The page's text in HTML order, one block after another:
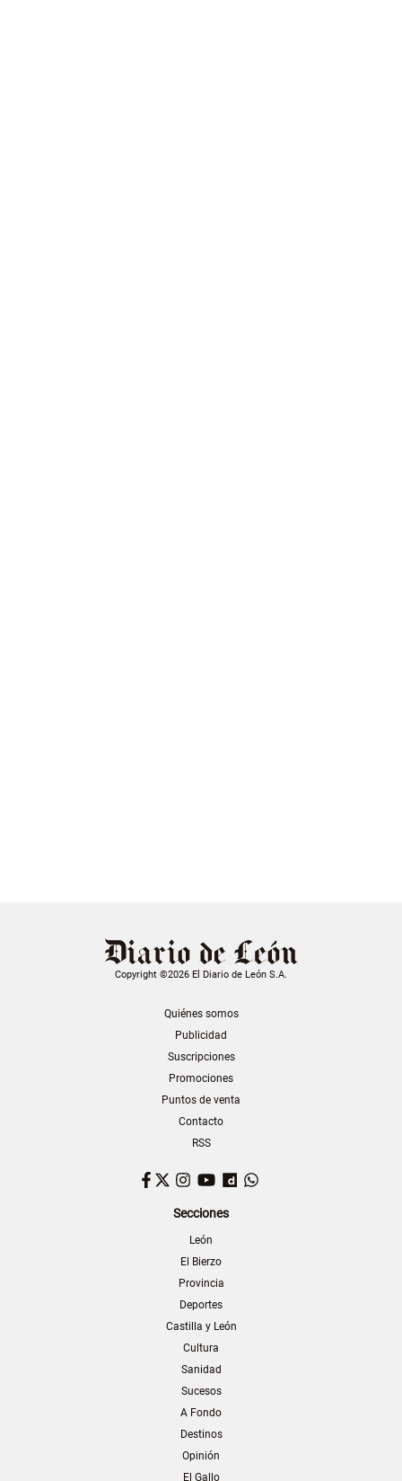
Copyright ©2026 El Diario de León S.A.
Quiénes somos
Publicidad
Suscripciones
Promociones
Puntos de venta
Contacto
RSS
Facebook
TwitterInstagram
YouTubeDailymotion
Secciones
León
El Bierzo
Provincia
Deportes
Castilla y León
Cultura
Sanidad
Sucesos
A Fondo
Destinos
Opinión
El Gallo